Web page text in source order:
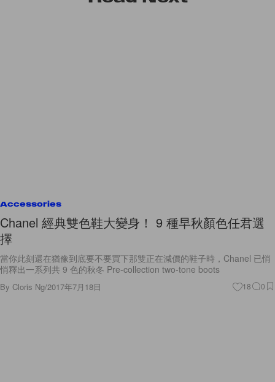
Accessories
Chanel 經典雙色鞋大變身！ 9 種早秋顏色任君選
擇
當你此刻還在猶豫到底要不要買下那雙正在減價的鞋子時，Chanel 已悄
悄釋出一系列共 9 色的秋冬 Pre-collection two-tone boots
By Cloris Ng/2017年7月18日 18 0